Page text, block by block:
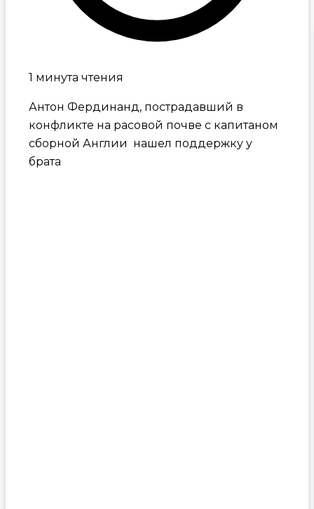
1 минута чтения
Антон Фердинанд, пострадавший в
конфликте на расовой почве с капитаном
сборной Англии нашел поддержку у
брата